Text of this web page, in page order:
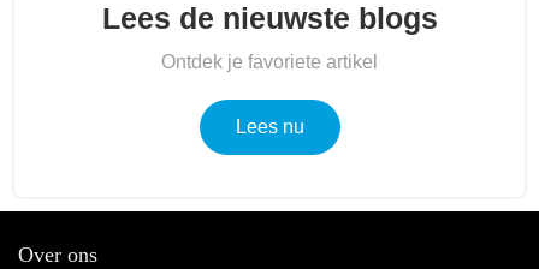
Lees de nieuwste blogs
Ontdek je favoriete artikel
Lees nu
Over ons